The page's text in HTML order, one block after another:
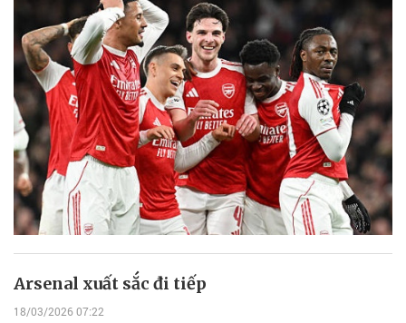
Arsenal xuất sắc đi tiếp
18/03/2026 07:22